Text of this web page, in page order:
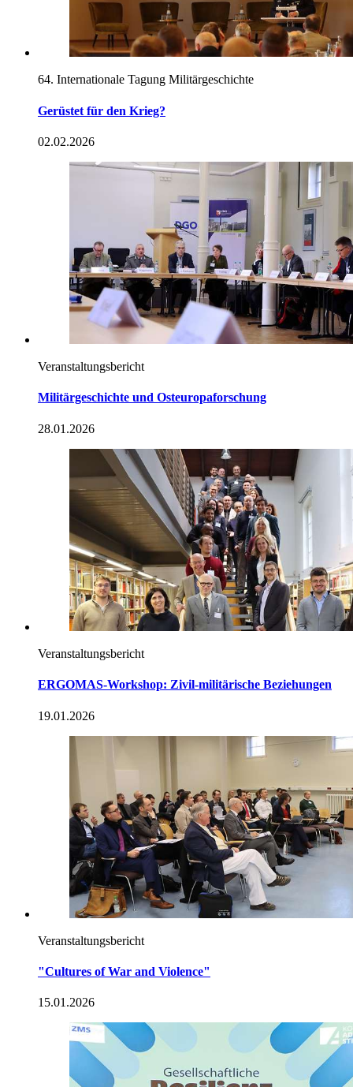
64. Internationale Tagung Militärgeschichte
Gerüstet für den Krieg?
02.02.2026
Veranstaltungsbericht
Militärgeschichte und Osteuropaforschung
28.01.2026
Veranstaltungsbericht
ERGOMAS-Workshop: Zivil-militärische Beziehungen
19.01.2026
Veranstaltungsbericht
"Cultures of War and Violence"
15.01.2026